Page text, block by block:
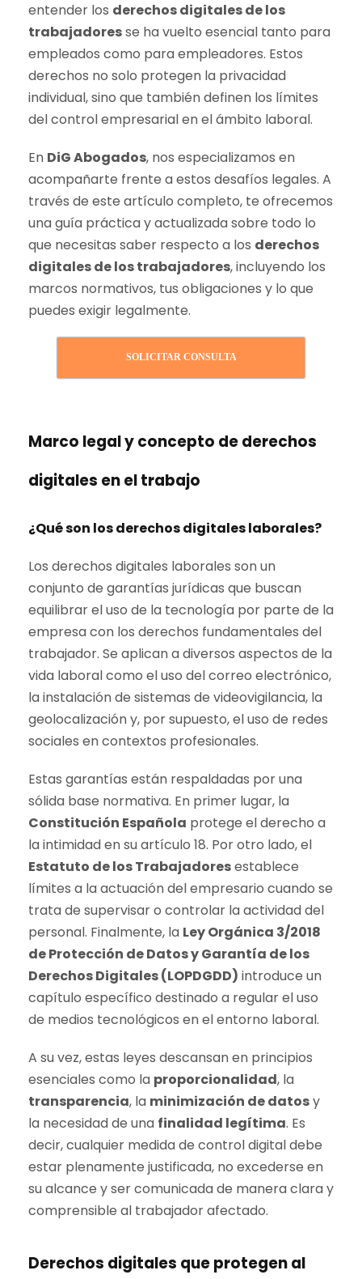
entender los derechos digitales de los
trabajadoresse ha vuelto esencial tanto para
empleados como para empleadores. Estos
derechos no solo protegen la privacidad
individual, sino que también definen los límites
del control empresarial en el ámbito laboral.
En DiG Abogados, nos especializamos en
acompañarte frente a estos desafíos legales. A
través de este artículo completo, te ofrecemos
una guía práctica y actualizada sobre todo lo
que necesitas saber respecto a los derechos
digitales de los trabajadores, incluyendo los
marcos normativos, tus obligaciones y lo que
puedes exigir legalmente.
SOLICITAR CONSULTA
Marco legal y concepto de derechos
digitales en el trabajo
¿Qué son los derechos digitales laborales?
Los derechos digitales laborales son un
conjunto de garantías jurídicas que buscan
equilibrar el uso de la tecnología por parte de la
empresa con los derechos fundamentales del
trabajador. Se aplican a diversos aspectos de la
vida laboral como el uso del correo electrónico,
la instalación de sistemas de videovigilancia, la
geolocalización y, por supuesto, el uso de redes
sociales en contextos profesionales.
Estas garantías están respaldadas por una
sólida base normativa. En primer lugar, la
Constitución Española protege el derecho a
la intimidad en su artículo 18. Por otro lado, el
Estatuto de los Trabajadoresestablece
límites a la actuación del empresario cuando se
trata de supervisar o controlar la actividad del
personal. Finalmente, la Ley Orgánica 3/2018
de Protección de Datos y Garantía de los
Derechos Digitales (LOPDGDD) introduce un
capítulo específico destinado a regular el uso
de medios tecnológicos en el entorno laboral.
A su vez, estas leyes descansan en principios
esenciales como la proporcionalidad, la
transparencia, la minimización de datosy
la necesidad de una finalidad legítima. Es
decir, cualquier medida de control digital debe
estar plenamente justificada, no excederse en
su alcance y ser comunicada de manera clara y
comprensible al trabajador afectado.
Derechos digitales que protegen al